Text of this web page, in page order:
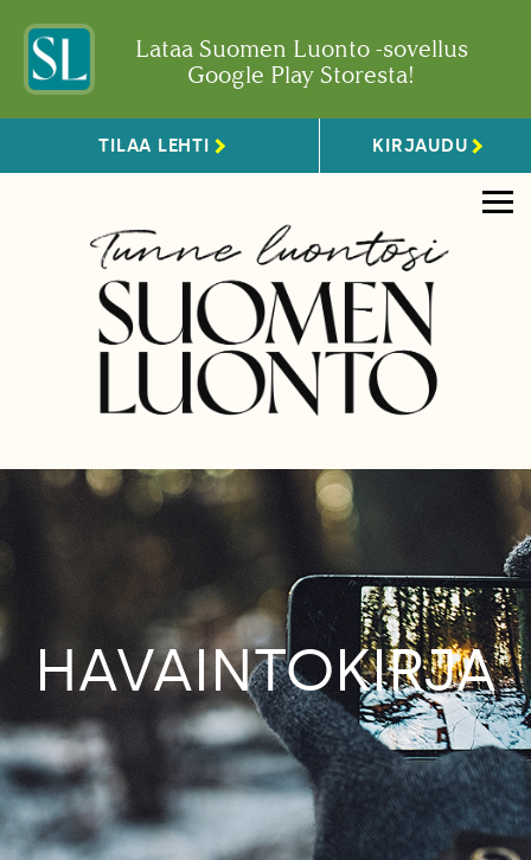
Lataa Suomen Luonto -sovellus
Google Play Storesta!
TILAA LEHTI KIRJAUDU
HAVAINTOKIRJA